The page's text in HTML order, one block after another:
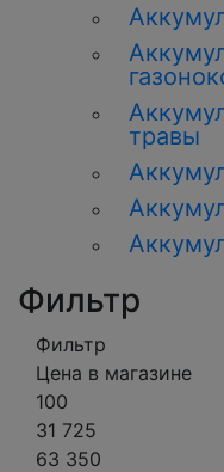
травы
Фильтр
Фильтр
Цена в магазине
100
31 725
63 350